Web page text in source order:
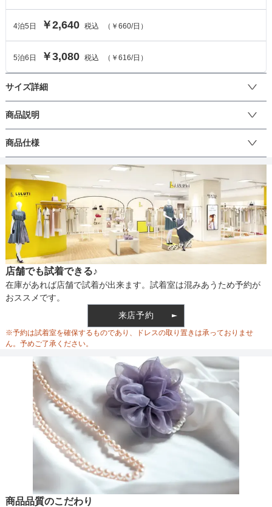
4泊5 日 ￥2,640 税込 （ ￥660/日）
5泊6 日 ￥3,080 税込 （ ￥616/日）
サイズ詳細
レディスシューズのサイズ
サイズ (cm)
サイズ 23.5 24
- - - -
ヒール高 - - -
ストラップ長
さ
-
商品説明
ルルティオリジナルのパンプスシューズ。
ネイビーの花柄がコーディネートのアクセントに。
商品仕様
丈
生地の厚さ
裏地
ウエスト調整
備考
素材
店舗でも試着できる♪
在庫があれば店舗で試着が出来ます。試着室は混みあうため予約が
おススメです。
来店予約
※予約は試着室を確保するものであり、ドレスの取り置きは承っておりませ
ん。予めご了承ください。
商品品質のこだわり